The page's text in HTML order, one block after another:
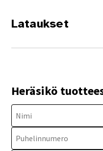
Lataukset
Heräsikö